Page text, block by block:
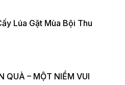
Lúa Gặt Mùa Bội Thu
QUÀ – MỘT NIỀM VUI